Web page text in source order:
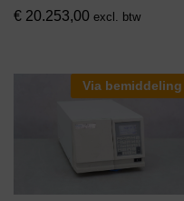
€ 20.253,00 excl. btw
Via bemiddeling